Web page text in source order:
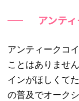
アンテ
アンティークコ
ことはありませ
インがほしくて
の普及でオーク